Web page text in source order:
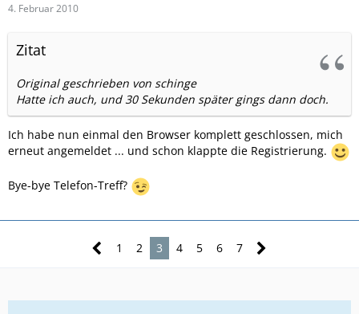
4. Februar 2010
Zitat
Original geschrieben von schinge
Hatte ich auch, und 30 Sekunden später gings dann doch.
Ich habe nun einmal den Browser komplett geschlossen, mich
erneut angemeldet ... und schon klappte die Registrierung.
Bye-bye Telefon-Treff?
1 2 3 4 5 6 7